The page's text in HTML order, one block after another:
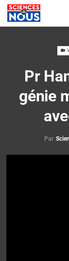
Pr
génie
Par